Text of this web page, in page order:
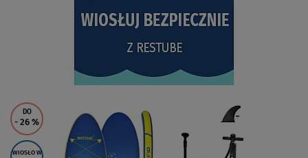
DO
- 26 %
WIOSŁO W